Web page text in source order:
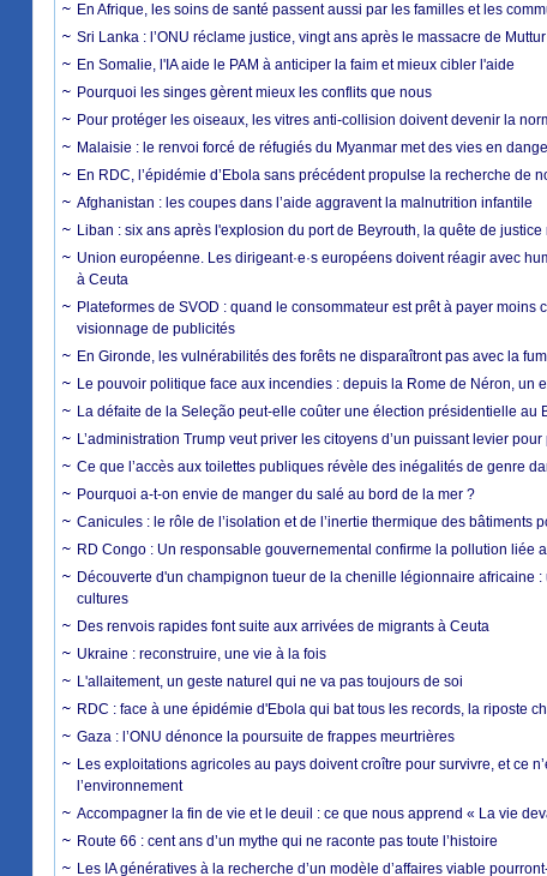
En Afrique, les soins de santé passent aussi par les familles et les
Sri Lanka : l’ONU réclame justice, vingt ans après le massacre de Muttur
En Somalie, l'IA aide le PAM à anticiper la faim et mieux cibler l'aide
Pourquoi les singes gèrent mieux les conflits que nous
Pour protéger les oiseaux, les vitres anti-collision doivent devenir la
Malaisie : le renvoi forcé de réfugiés du Myanmar met des vies en
En RDC, l’épidémie d’Ebola sans précédent propulse la recherche de
Afghanistan : les coupes dans l’aide aggravent la malnutrition infantile
Liban : six ans après l'explosion du port de Beyrouth, la quête de justice
Union européenne. Les dirigeant·e·s européens doivent réagir avec
à Ceuta
Plateformes de SVOD : quand le consommateur est prêt à payer moins
visionnage de publicités
En Gironde, les vulnérabilités des forêts ne disparaîtront pas avec la
Le pouvoir politique face aux incendies : depuis la Rome de Néron, un
La défaite de la Seleção peut-elle coûter une élection présidentielle au
L’administration Trump veut priver les citoyens d’un puissant levier
Ce que l’accès aux toilettes publiques révèle des inégalités de genre
Pourquoi a-t-on envie de manger du salé au bord de la mer ?
Canicules : le rôle de l’isolation et de l’inertie thermique des bâtiments
RD Congo : Un responsable gouvernemental confirme la pollution liée
Découverte d'un champignon tueur de la chenille légionnaire africaine
cultures
Des renvois rapides font suite aux arrivées de migrants à Ceuta
Ukraine : reconstruire, une vie à la fois
L'allaitement, un geste naturel qui ne va pas toujours de soi
RDC : face à une épidémie d'Ebola qui bat tous les records, la riposte
Gaza : l’ONU dénonce la poursuite de frappes meurtrières
Les exploitations agricoles au pays doivent croître pour survivre, et ce
l’environnement
Accompagner la fin de vie et le deuil : ce que nous apprend « La vie
Route 66 : cent ans d’un mythe qui ne raconte pas toute l’histoire
Les IA génératives à la recherche d’un modèle d’affaires viable